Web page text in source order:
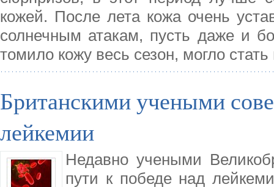
кожей. После лета кожа очень
солнечным атакам, пусть даже и
томило кожу весь сезон, могло
Британскими учеными
лейкемии
Недавно учеными
пути к победе над